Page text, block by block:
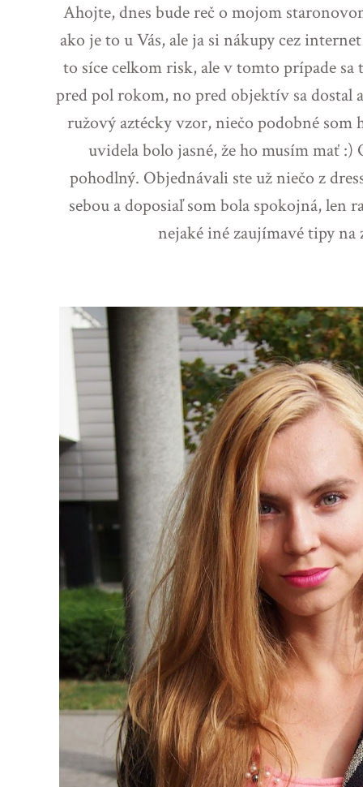
Ahojte, dnes bude reč o mojom
ako je to u Vás, ale ja si nákupy cez
to síce celkom risk, ale v tomto prípade
pred pol rokom, no pred objektív sa dostal
ružový aztécky vzor, niečo podobné som
uvidela bolo jasné, že ho musím mať
pohodlný. Objednávali ste už niečo z
sebou a doposiaľ som bola spokojná, len
nejaké iné zaujímavé tipy na